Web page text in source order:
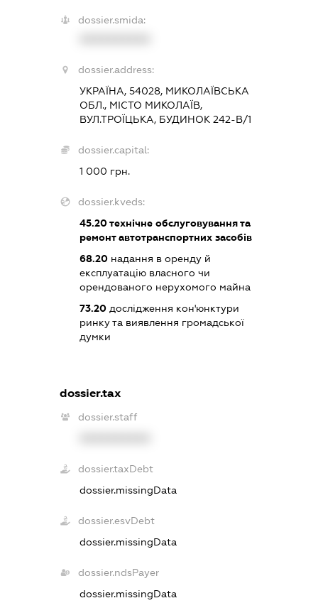
dossier.smida:
dossier.address:
УКРАЇНА, 54028, МИКОЛАЇВСЬКА
ОБЛ., МІСТО МИКОЛАЇВ,
ВУЛ.ТРОЇЦЬКА, БУДИНОК 242-В/1
dossier.capital:
1 000 грн.
dossier.kveds:
45.20технічне обслуговування та
ремонт автотранспортних засобів
68.20надання в оренду й
експлуатацію власного чи
орендованого нерухомого майна
73.20дослідження кон'юнктури
ринку та виявлення громадської
думки
dossier.tax
dossier.staff
dossier.taxDebt
dossier.missingData
dossier.esvDebt
dossier.missingData
dossier.ndsPayer
dossier.missingData